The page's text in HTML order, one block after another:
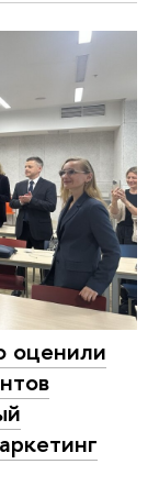
оценили